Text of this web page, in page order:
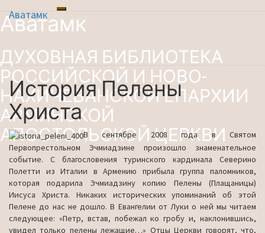
Перейти
к
Toggle
navigation
Аватамк
Аватамк
ДУХОВНАЯ БИБЛИОТЕКА
РОССИЙСКОЙ И НОВО-
НАХИЧЕВАНСКОЙ ЕПАРХИИ
АРМЯНСКОЙ
АПОСТОЛЬСКОЙ ЦЕРКВИ
История
Пелены
Христа
История Пелены
Христа
В сентябре 2008 года в Святом
Первопрестольном Эчмиадзине произошло знаменательное
событие. С благословения туринского кардинала Северино
Полетти из Италии в Армению прибыла группа паломников,
которая подарила Эчмиадзину копию Пелены (Плащаницы)
Иисуса Христа. Никаких исторических упоминаний об этой
Пелене до нас не дошло. В Евангелии от Луки о ней мы читаем
следующее: «Петр, встав, побежал ко гробу и, наклонившись,
увидел только пелены лежащие…» Отцы Церкви говорят, что,